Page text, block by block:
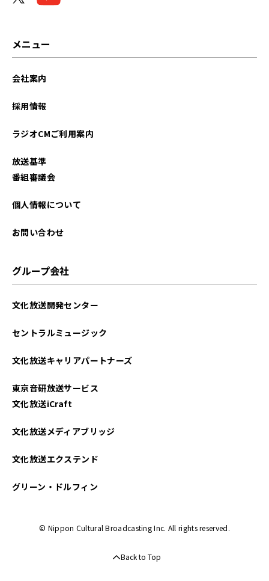
メニュー
会社案内
採用情報
ラジオCMご利用案内
放送基準
番組審議会
個人情報について
お問い合わせ
グループ会社
文化放送開発センター
セントラルミュージック
文化放送キャリアパートナーズ
東京音研放送サービス
文化放送iCraft
文化放送メディアブリッジ
文化放送エクステンド
グリーン・ドルフィン
© Nippon Cultural Broadcasting Inc. All rights reserved.
Back to Top